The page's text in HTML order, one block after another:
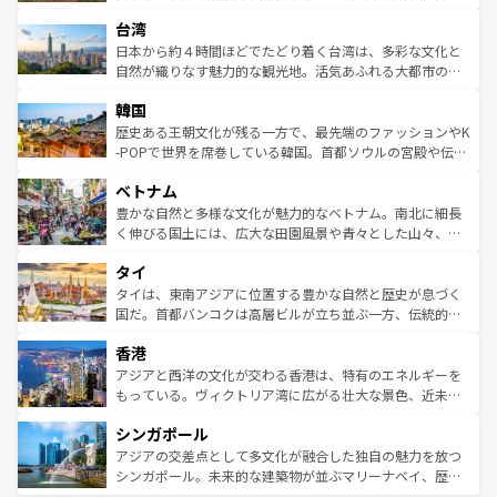
ならではの贅沢な旅のスタイルだ。 なお、新着のアメリカ
情報はコンテンツ一覧を参照してほしい。
れるおもてなしの心で訪れる人々を迎えてくれるハワイの
人々、おいしいローカルフードやハワイアンミュージッ
ク、伝統的なフラダンスなど、すべてがハワイの魅力を彩
ワイを、存分に味わってほしい。 なお、新着のハワイ情報
はコンテンツ一覧を参照してほしい。
リアリーフや大陸中央部にそびえるウルル（エアーズロッ
ク）、タスマニアの美しい原生林やケアンズの熱帯雨林な
ど、見どころがたくさん。また、カフェやワイン、オージ
いる。アクティビティも充実しており、サーフィンやダイ
ビング、ハイキングなど、アウトドア好きにはたまらな
い。オーストラリアの多彩な魅力を存分に味わいつくそ
参照してほしい。
台湾
日本から約４時間ほどでたどり着く台湾は、多彩な文化と
自然が織りなす魅力的な観光地。活気あふれる大都市の台
ン）、静ひつな山岳地帯である台湾東部など、都市の喧騒
と山間の静けさが共存しており、訪れる人に新しい発見と
驚きをもたらしてくれる。また、奥深い台湾の食文化も魅
容にもいいと評判のスイーツなど、バラエティ豊かな料理
が味わえる。 なお、新着の台湾情報は コンテンツ一覧を参
照してほしい。
韓国
歴史ある王朝文化が残る一方で、最先端のファッションやK
-POPで世界を席巻している韓国。首都ソウルの宮殿や伝統
き、地方に足を延ばせば四季折々の自然美を楽しむことが
できる。そして、キムチや焼肉、絶品のストリートフード
まで、さまざまな韓国料理が待っている。夜には、韓国な
リティに包まれながら、韓国の多彩な魅力を心ゆくまで味
わってみてほしい。 なお、新着の韓国情報はコンテンツ一
覧を参照してほしい。
ベトナム
豊かな自然と多様な文化が魅力的なベトナム。南北に細長
く伸びる国土には、広大な田園風景や青々とした山々、世
急速な発展と共に伝統が息づく。ハノイの古い町並みやホ
ーチミン市のフランス統治時代の建物も、独特の雰囲気を
醸し出している。また、バラエティの豊かさとおいしさで
とつ。フォーやバインミー、ベトナムコーヒーなどは、ぜ
ひ現地で味わいたい。どの地域を訪れてもあたたかい人々
が旅行者を迎えてくれるので、きっと忘れられない旅にな
参照してほしい。
タイ
タイは、東南アジアに位置する豊かな自然と歴史が息づく
国だ。首都バンコクは高層ビルが立ち並ぶ一方、伝統的な
の活気が交差している。北部ではチェンマイなどの山岳地
帯で自然と触れ合い、南部ではプーケットやクラビの美し
いビーチでリゾート気分を楽しむことができる。タイ料理
激する。気候は一年中温暖で、どの季節にも異なる楽しみ
が待っている。親しみやすいタイの人々、仏教を中心とし
た文化、そして多様な観光資源が、訪れる旅人を魅了し続
香港
アジアと西洋の文化が交わる香港は、特有のエネルギーを
もっている。ヴィクトリア湾に広がる壮大な景色、近未来
み、どこを訪れても感動するはず。観光スポットが密集し
ており、効率よく見どころを回れるのも魅力。息をのむよ
うな絶景から文化的な体験まで、香港を存分に楽しみ尽く
シンガポール
アジアの交差点として多文化が融合した独自の魅力を放つ
シンガポール。未来的な建築物が並ぶマリーナベイ、歴史